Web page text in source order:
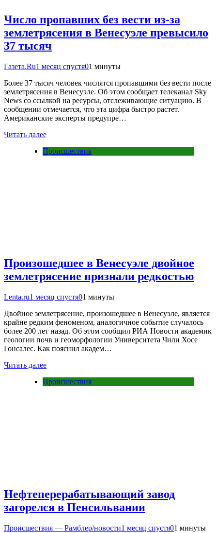
Число пропавших без вести из-за
землетрясения в Венесуэле превысило
37 тысяч
Газета.Ru1 месяц спустя01 минуты
Более 37 тысяч человек числятся пропавшими без вести после
землетрясения в Венесуэле. Об этом сообщает телеканал Sky
News со ссылкой на ресурсы, отслеживающие ситуацию. В
сообщении отмечается, что эта цифра быстро растет.
Американские эксперты предупре…
Читать далее
Происшествия
Произошедшее в Венесуэле двойное
землетрясение признали редкостью
Lenta.ru1 месяц спустя01 минуты
Двойное землетрясение, произошедшее в Венесуэле, является
крайне редким феноменом, аналогичное событие случалось
более 200 лет назад. Об этом сообщил РИА Новости академик
геологии почв и геоморфологии Университета Чили Хосе
Гонсалес. Как пояснил академ…
Читать далее
Происшествия
Нефтеперерабатывающий завод
загорелся в Пенсильвании
Происшествия — Рамблер/новости1 месяц спустя01 минуты